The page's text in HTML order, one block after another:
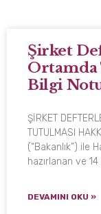
Şirket
Ortamda
Bilgi
ŞİRKET
TUTULMASI
(“Bakanlık”) ile
hazırlanan ve
DEVAMINI OKU »